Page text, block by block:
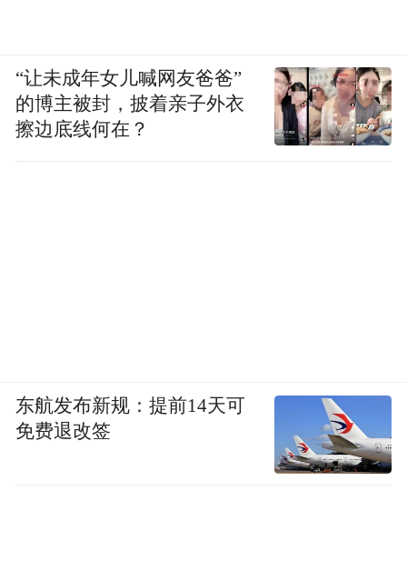
“让未成年女儿喊网友爸爸”
的博主被封，披着亲子外衣
擦边底线何在？
东航发布新规：提前14天可
免费退改签